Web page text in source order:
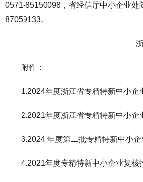
0571-85150098，省经信厅中小企业处
87059133。
附件：
1.2024年度浙江省专精特新中小企
2.2021年度浙江省专精特新中小企
3.2024 年度第二批专精特新中小
4.2021年度专精特新中小企业复核